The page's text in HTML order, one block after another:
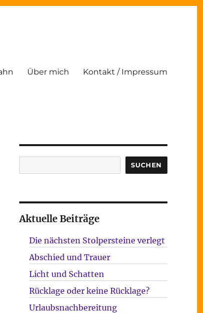
Über mich Kontakt / Impressum
SUCHEN
Aktuelle Beiträge
Die nächsten Stolpersteine verlegt
Abschied und Trauer
Licht und Schatten
Rücklage oder keine Rücklage?
Urlaubsnachbereitung